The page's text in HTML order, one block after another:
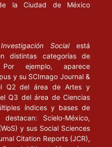
la Ciudad de México
Socialestá
distintas categorías de
ejemplo, aparece
y su SCImago Journal &
Q2 del área de Artes y
Q3 del área de Ciencias
índices y bases de
Scielo-México,
y sus Social Sciences
Citation Reports (JCR),